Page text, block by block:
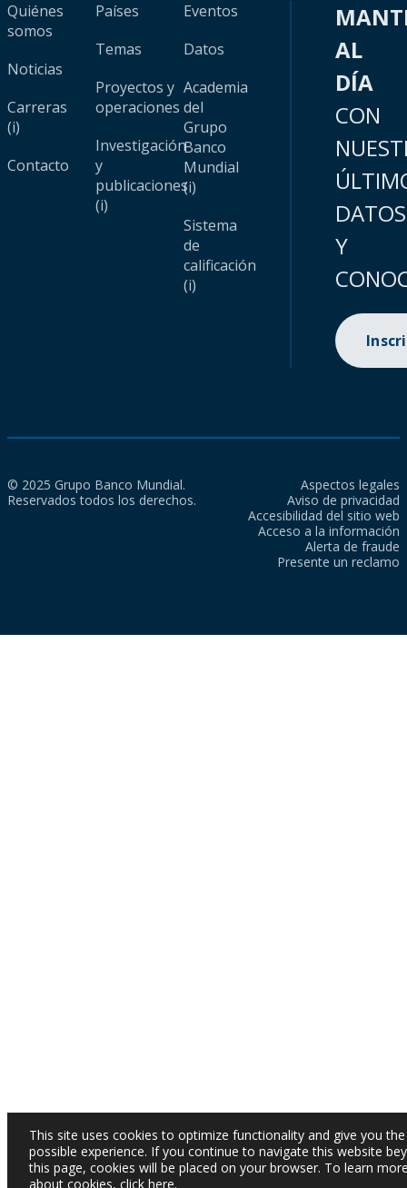
Quiénes
somos
Noticias
Carreras
(i)
Contacto
Países
Temas
Proyectos y
operaciones
Investigación
y
publicaciones
(i)
Eventos
Datos
Academia
del
Grupo
Banco
Mundial
(i)
Sistema
de
calificación
(i)
AL
DÍA
CON
DATOS
Y
© 2025 Grupo Banco Mundial.
Reservados todos los derechos.
Aspectos legales
Aviso de privacidad
Accesibilidad del sitio web
Acceso a la información
Alerta de fraude
Presente un reclamo
This site uses cookies to optimize functionality and give you
possible experience. If you continue to navigate this website
this page, cookies will be placed on your browser. To learn
about cookies, click here.